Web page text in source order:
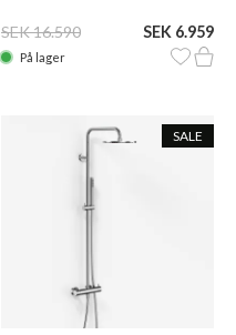
SEK 16.590 SEK 6.959
På lager
SALE